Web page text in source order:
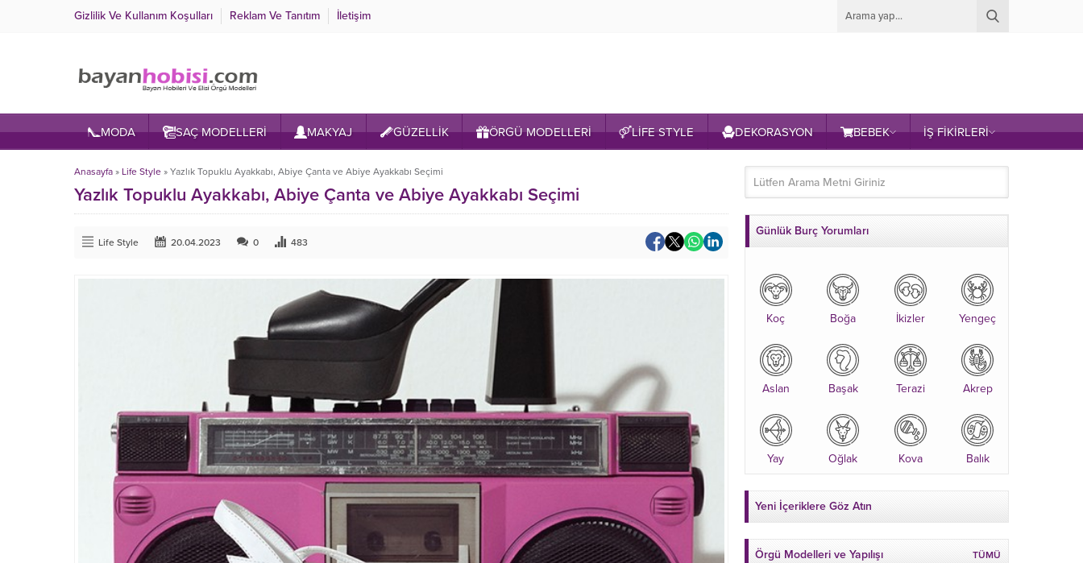
Gizlilik Ve Kullanım Koşulları Reklam Ve Tanıtım İletişim
MODA SAÇ MODELLERİ MAKYAJ GÜZELLİK ÖRGÜ MODELLERİ LİFE STYLE DEKORASYON BEBEK İŞ FİKİRLERİ
Anasayfa » Life Style » Yazlık Topuklu Ayakkabı, Abiye Çanta ve Abiye Ayakkabı Seçimi
Yazlık Topuklu Ayakkabı, Abiye Çanta ve Abiye Ayakkabı Seçimi
Life Style 20.04.2023 0 483
Günlük Burç Yorumları
Koç Boğa İkizler Yengeç
Aslan Başak Terazi Akrep
Yay Oğlak Kova Balık
Yeni İçeriklere Göz Atın
Örgü Modelleri ve Yapılışı TÜMÜ